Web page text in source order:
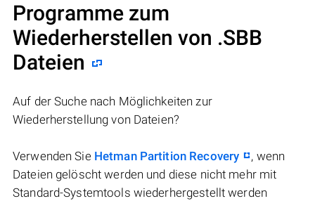
Programme zum
Wiederherstellen von .SBB
Dateien
Auf der Suche nach Möglichkeiten zur
Wiederherstellung von Dateien?
Verwenden Sie Hetman Partition Recovery
, wenn
Dateien gelöscht werden und diese nicht mehr mit
Standard-Systemtools wiederhergestellt werden